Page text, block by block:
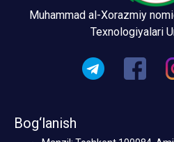
Muhammad al-Xorazmiy
Texnologiyalari
Bog‘lanish